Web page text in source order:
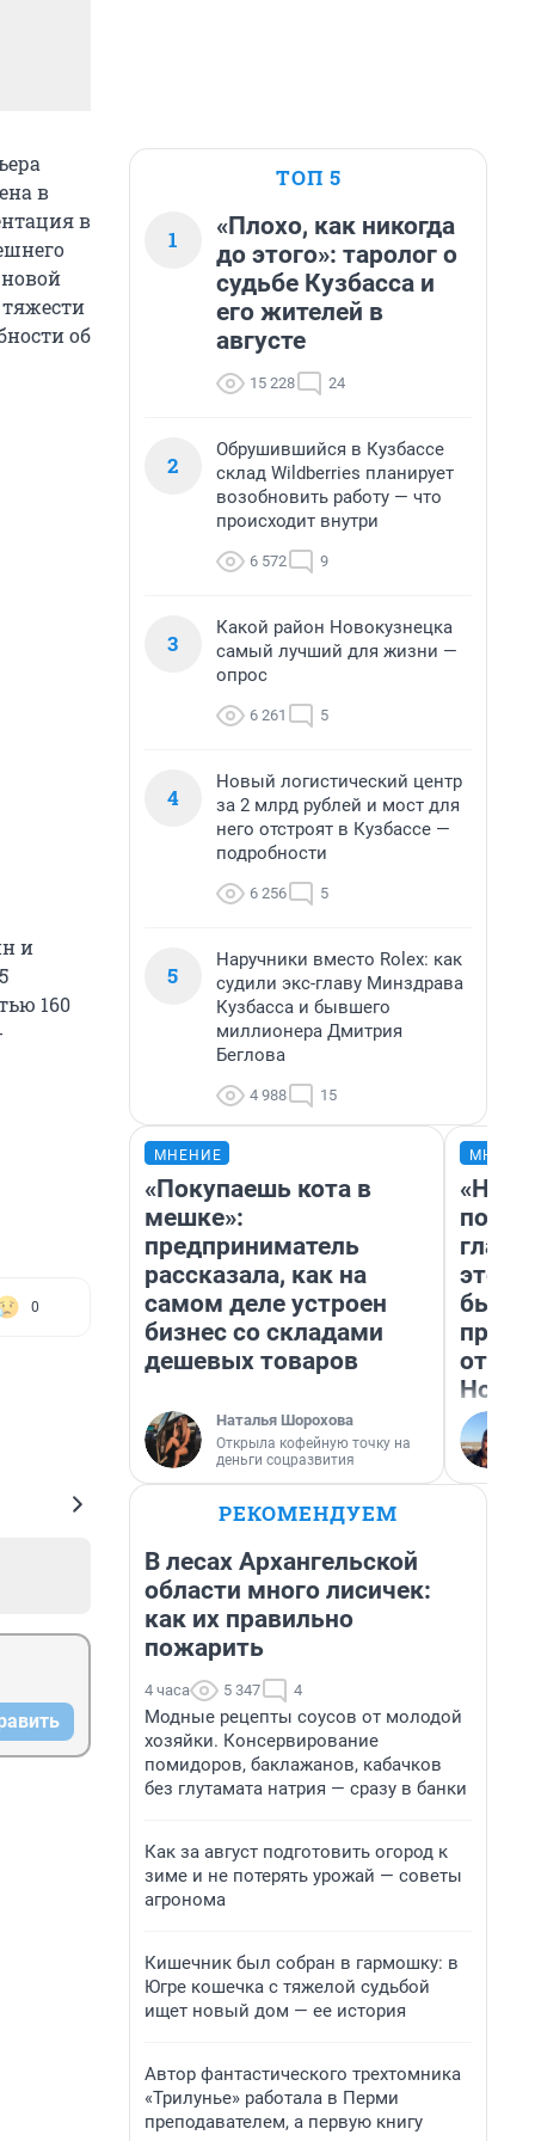
в
в
об
и
160
0
ТОП 5
1
«Плохо, как никогда
до этого»: таролог о
судьбе Кузбасса и
его жителей в
августе
15 228 24
2
Обрушившийся в Кузбассе
склад Wildberries планирует
возобновить работу — что
происходит внутри
6 572 9
3
Какой район Новокузнецка
самый лучший для жизни —
опрос
6 261 5
4
Новый логистический центр
за 2 млрд рублей и мост для
него отстроят в Кузбассе —
подробности
6 256 5
5
Наручники вместо Rolex: как
судили экс-главу Минздрава
Кузбасса и бывшего
миллионера Дмитрия
Беглова
4 988 15
МНЕНИЕ
«Покупаешь кота в
мешке»:
предприниматель
рассказала, как на
самом деле устроен
бизнес со складами
дешевых товаров
Наталья Шорохова
Открыла кофейную точку на
деньги соцразвития
этого
бьет
РЕКОМЕНДУЕМ
В лесах Архангельской
области много лисичек:
как их правильно
пожарить
4 часа 5 347 4
Модные рецепты соусов от молодой
хозяйки. Консервирование
помидоров, баклажанов, кабачков
без глутамата натрия — сразу в банки
Как за август подготовить огород к
зиме и не потерять урожай — советы
агронома
Кишечник был собран в гармошку: в
Югре кошечка с тяжелой судьбой
ищет новый дом — ее история
Автор фантастического трехтомника
«Трилунье» работала в Перми
преподавателем, а первую книгу